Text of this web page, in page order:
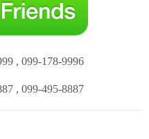
, 099-178-9996
, 099-495-8887